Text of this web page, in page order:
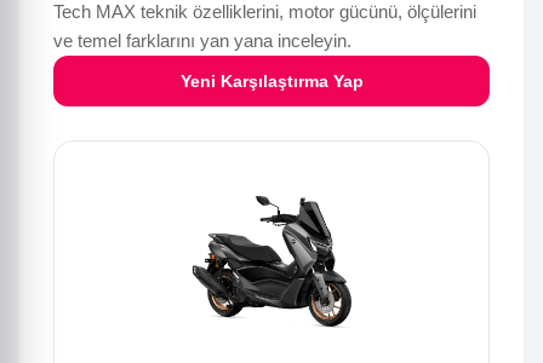
Tech MAX teknik özelliklerini, motor gücünü, ölçülerini
ve temel farklarını yan yana inceleyin.
Yeni Karşılaştırma Yap